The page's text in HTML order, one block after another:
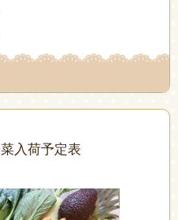
入荷予定表